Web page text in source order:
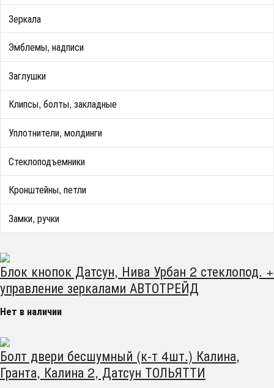
Зеркала
Эмблемы, надписи
Заглушки
Клипсы, болты, закладные
Уплотнители, молдинги
Стеклоподъемники
Кронштейны, петли
Замки, ручки
Блок кнопок Датсун, Нива Урбан 2 стеклопод. +
управление зеркалами АВТОТРЕЙД
Нет в наличии
Болт двери бесшумный (к-т 4шт.) Калина,
Гранта, Калина 2, Датсун ТОЛЬЯТТИ